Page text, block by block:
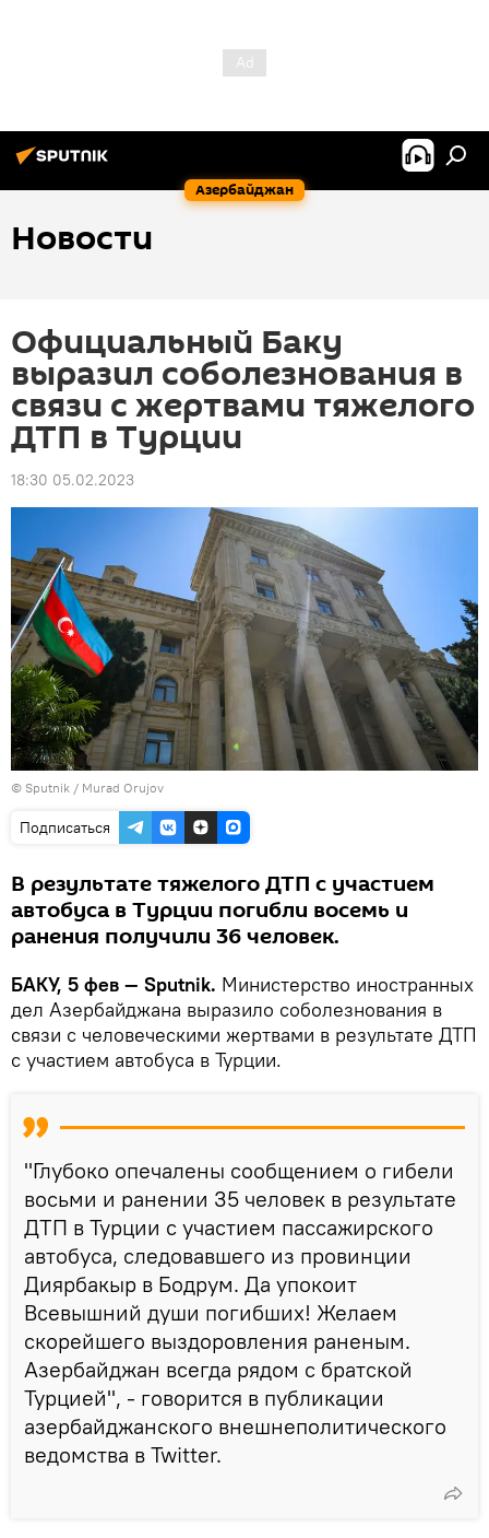
Азербайджан
Новости
Официальный Баку
выразил соболезнования в
связи с жертвами тяжелого
ДТП в Турции
18:30 05.02.2023
© Sputnik / Murad Orujov
Подписаться
В результате тяжелого ДТП с участием
автобуса в Турции погибли восемь и
ранения получили 36 человек.
БАКУ, 5 фев — Sputnik. Министерство иностранных
дел Азербайджана выразило соболезнования в
связи с человеческими жертвами в результате ДТП
с участием автобуса в Турции.
"Глубоко опечалены сообщением о гибели
восьми и ранении 35 человек в результате
ДТП в Турции с участием пассажирского
автобуса, следовавшего из провинции
Диярбакыр в Бодрум. Да упокоит
Всевышний души погибших! Желаем
скорейшего выздоровления раненым.
Азербайджан всегда рядом с братской
Турцией", - говорится в публикации
азербайджанского внешнеполитического
ведомства в Twitter.